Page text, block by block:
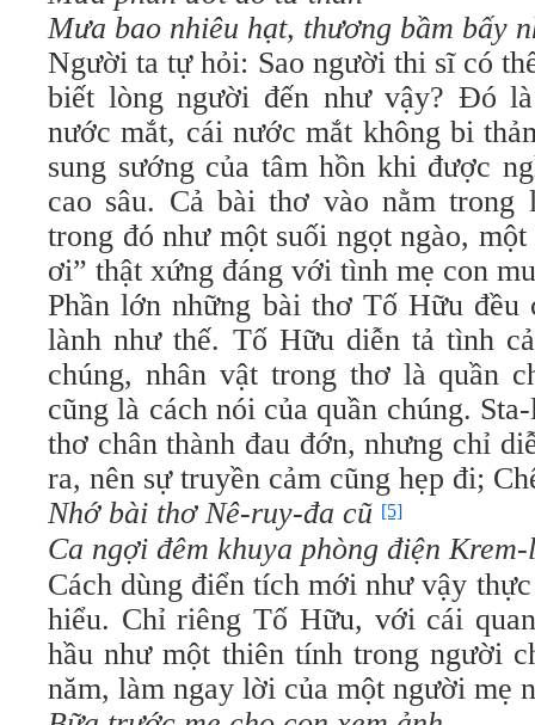
Mưa bao nhiêu hạt, thương bầm bấy
Người ta tự hỏi: Sao người thi sĩ có
biết lòng người đến như vậy? Ðó
nước mắt, cái nước mắt không bi
sung sướng của tâm hồn khi được
cao sâu. Cả bài thơ vào nằm
trong đó như một suối ngọt ngào,
ơi” thật xứng đáng với tình mẹ con
Phần lớn những bài thơ Tố Hữu đều
lành như thế. Tố Hữu diễn tả tình
chúng, nhân vật trong thơ là quần
cũng là cách nói của quần chúng.
thơ chân thành đau đớn, nhưng chỉ
ra, nên sự truyền cảm cũng hẹp đi;
Nhớ bài thơ Nê-ruy-đa cũ [5]
Ca ngợi đêm khuya phòng điện
Cách dùng điển tích mới như vậy
hiểu. Chỉ riêng Tố Hữu, với cái
hầu như một thiên tính trong người
năm, làm ngay lời của một người mẹ